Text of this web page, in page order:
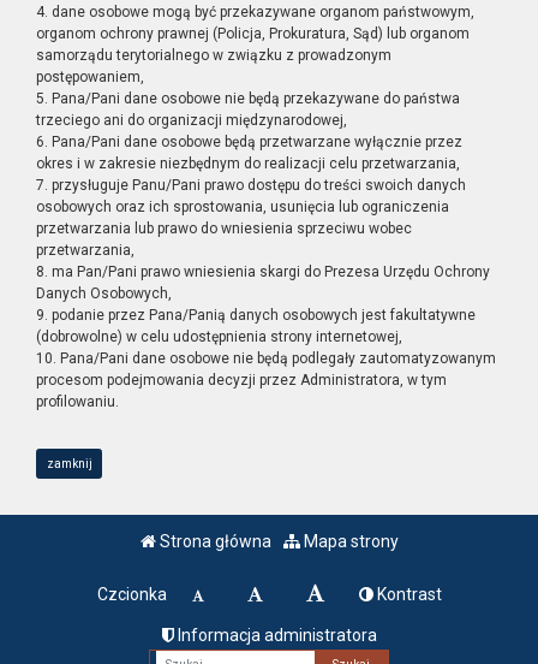
4. dane osobowe mogą być przekazywane organom państwowym,
organom ochrony prawnej (Policja, Prokuratura, Sąd) lub organom
samorządu terytorialnego w związku z prowadzonym
postępowaniem,
5. Pana/Pani dane osobowe nie będą przekazywane do państwa
trzeciego ani do organizacji międzynarodowej,
6. Pana/Pani dane osobowe będą przetwarzane wyłącznie przez
okres i w zakresie niezbędnym do realizacji celu przetwarzania,
7. przysługuje Panu/Pani prawo dostępu do treści swoich danych
osobowych oraz ich sprostowania, usunięcia lub ograniczenia
przetwarzania lub prawo do wniesienia sprzeciwu wobec
przetwarzania,
8. ma Pan/Pani prawo wniesienia skargi do Prezesa Urzędu Ochrony
Danych Osobowych,
9. podanie przez Pana/Panią danych osobowych jest fakultatywne
(dobrowolne) w celu udostępnienia strony internetowej,
10. Pana/Pani dane osobowe nie będą podlegały zautomatyzowanym
procesom podejmowania decyzji przez Administratora, w tym
profilowaniu.
zamknij
Strona główna Mapa strony
Czcionka Kontrast
Informacja administratora